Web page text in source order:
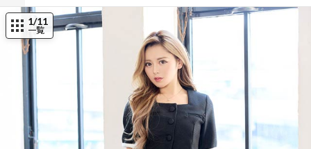
1/11
一覧